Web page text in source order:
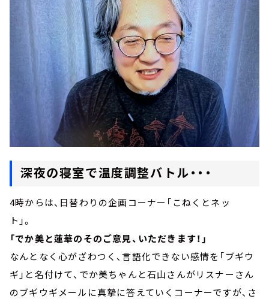
深夜の寝室で温度調整バトル・・・
4時からは、日替わりの企画コーナー「こねくとネッ
ト」。
「でか美と蓮華のそのご意見、いただきます！」
なんとなく心がざわつく、言語化できない感情を「ブギウ
ギ」と名付けて、でか美ちゃんと石山さんがリスナーさん
のブギウギメールに真摯に答えていくコーナーですが、さ